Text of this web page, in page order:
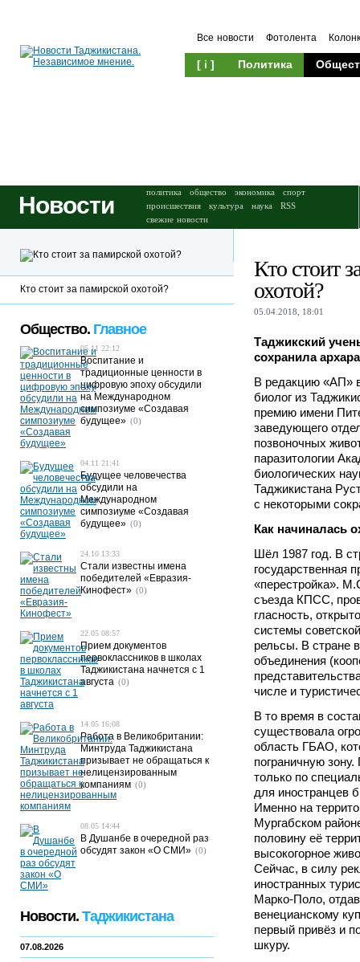
Все новости Фотолента
[ i ] Политика
Новости политика общество экономика
спорт
происшествия
культура наука
RSS
свежие новости
Кто стоит
охотой?
05.04.2018, 18:01
Таджикский
сохранила
В редакцию «АП»
биолог из
премию имени
заведующего
позвоночных
паразитологии
биологических
Таджикистана
с некоторыми
Как начиналась
Шёл 1987 год. В
государственная
«перестройка».
съезда КПСС,
гласность,
системы
рельсы. В стране
объединения
числе и
В то время в
существовала
область ГБАО,
пограничную
только по
для иностранцев
Именно на
Мургабском
половину её
высокогорное
Сейчас, в силу
иностранных
Марко-Поло,
венецианскому
первый привёз и
шкуру.
Кто стоит за памирской охотой?
Общество. Главное
05.11 22:12
Воспитание и
традиционные ценности в
цифровую эпоху обсудили
на Международном
симпозиуме «Создавая
будущее» (0)
04.11 21:41
Будущее человечества
обсудили на
Международном
симпозиуме «Создавая
будущее» (0)
24.10 13:33
Стали известны имена
победителей «Евразия-
Кинофест» (0)
22.05 08:57
Прием документов
первоклассников в школах
Таджикистана начнется с 1
августа (0)
14.05 16:08
Работа в Великобритании:
Минтруда Таджикистана
призывает не обращаться к
нелицензированным
компаниям (0)
08.05 14:44
В Душанбе в очередной раз
обсудят закон «О СМИ» (0)
Новости. Таджикистана
07.08.2026